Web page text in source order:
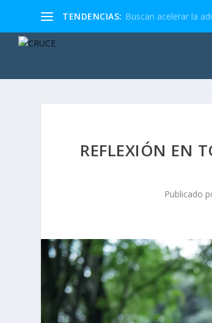
TENDENCIAS: Buscan acelerar la
REFLEXIÓN EN
Publicado